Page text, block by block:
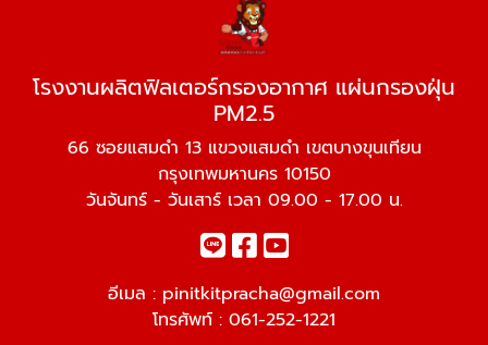
โรงงานผลิตฟิลเตอร์กรองอากาศ แผ่นกรองฝุ่น
PM2.5
66 ซอยแสมดำ 13 แขวงแสมดำ เขตบางขุนเทียน
กรุงเทพมหานคร 10150
วันจันทร์ - วันเสาร์ เวลา 09.00 - 17.00 น.
อีเมล : pinitkitpracha@gmail.com
โทรศัพท์ : 061-252-1221